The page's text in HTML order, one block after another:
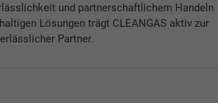
und partnerschaftlichem Handeln
Lösungen trägt CLEANGAS aktiv zur
Partner.